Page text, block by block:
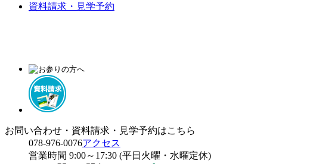
資料請求・見学予約
お問い合わせ・資料請求・見学予約はこちら
078-976-0076アクセス
営業時間 9:00～17:30 (平日火曜・水曜定休)